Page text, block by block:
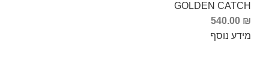
GOLDEN CATCH
540.00 ₪
מידע נוסף